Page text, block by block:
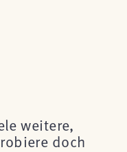
weitere,
doch